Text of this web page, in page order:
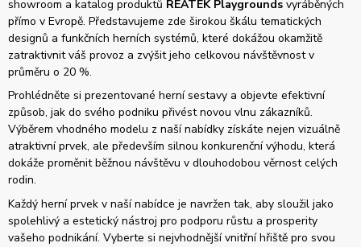
showroom a katalog produktů REATEK Playgrounds vyráběných
přímo v Evropě. Představujeme zde širokou škálu tematických
designů a funkčních herních systémů, které dokážou okamžitě
zatraktivnit váš provoz a zvýšit jeho celkovou návštěvnost v
průměru o 20 %.
Prohlédněte si prezentované herní sestavy a objevte efektivní
způsob, jak do svého podniku přivést novou vlnu zákazníků.
Výběrem vhodného modelu z naší nabídky získáte nejen vizuálně
atraktivní prvek, ale především silnou konkurenční výhodu, která
dokáže proměnit běžnou návštěvu v dlouhodobou věrnost celých
rodin.
Každý herní prvek v naší nabídce je navržen tak, aby sloužil jako
spolehlivý a estetický nástroj pro podporu růstu a prosperity
vašeho podnikání. Vyberte si nejvhodnější vnitřní hřiště pro svou